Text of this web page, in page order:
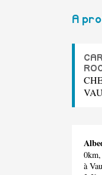
A
0km,
à